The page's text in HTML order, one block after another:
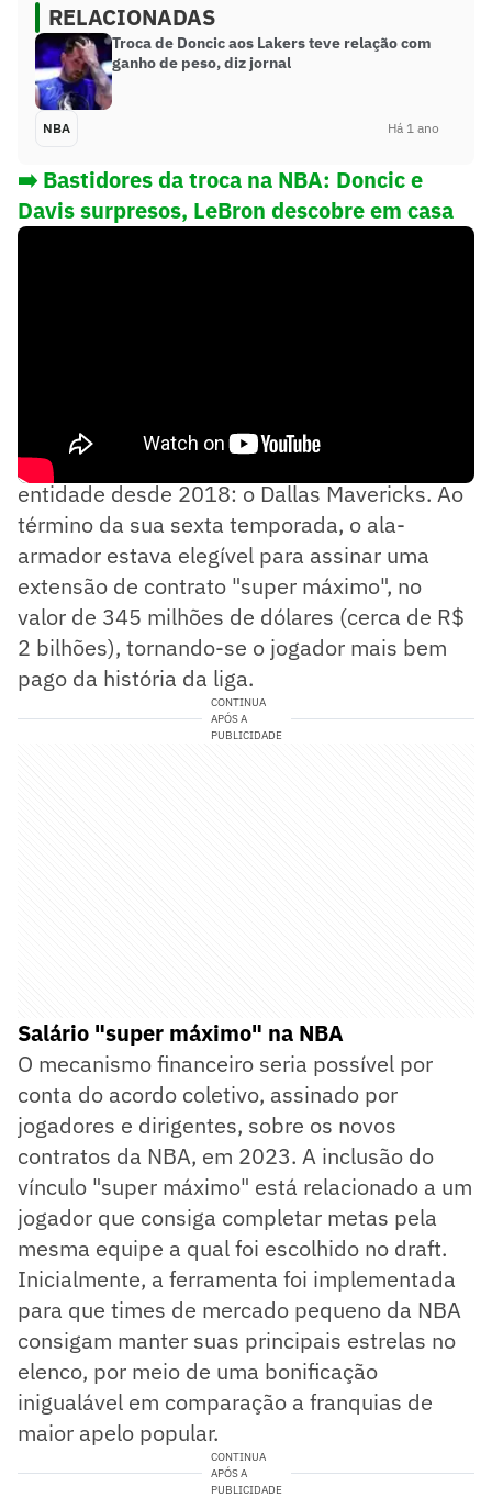
RELACIONADAS
Troca de Doncic aos Lakers teve relação com
ganho de peso, diz jornal
NBA Há 1 ano
➡️ Bastidores da troca na NBA: Doncic e
Davis surpresos, LeBron descobre em casa
Na NBA, Doncic jogou apenas por uma
entidade desde 2018: o Dallas Mavericks. Ao
término da sua sexta temporada, o ala-
armador estava elegível para assinar uma
extensão de contrato "super máximo", no
valor de 345 milhões de dólares (cerca de R$
2 bilhões), tornando-se o jogador mais bem
pago da história da liga.
CONTINUA
APÓS A
PUBLICIDADE
Salário "super máximo" na NBA
O mecanismo financeiro seria possível por
conta do acordo coletivo, assinado por
jogadores e dirigentes, sobre os novos
contratos da NBA, em 2023. A inclusão do
vínculo "super máximo" está relacionado a um
jogador que consiga completar metas pela
mesma equipe a qual foi escolhido no draft.
Inicialmente, a ferramenta foi implementada
para que times de mercado pequeno da NBA
consigam manter suas principais estrelas no
elenco, por meio de uma bonificação
inigualável em comparação a franquias de
maior apelo popular.
CONTINUA
APÓS A
PUBLICIDADE